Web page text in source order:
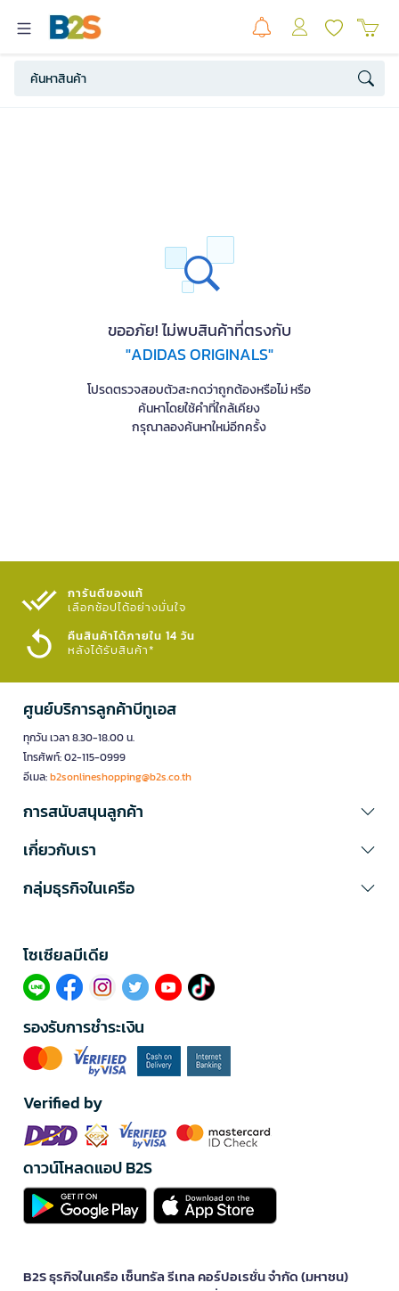
ขออภัย! ไม่พบสินค้าที่ตรงกับ
"ADIDAS ORIGINALS"
โปรดตรวจสอบตัวสะกดว่าถูกต้องหรือไม่ หรือ
ค้นหาโดยใช้คำที่ใกล้เคียง
กรุณาลองค้นหาใหม่อีกครั้ง
การันตีของแท้
เลือกช้อปได้อย่างมั่นใจ​
คืนสินค้าได้ภายใน 14 วัน
หลังได้รับสินค้า*
ศูนย์บริการลูกค้าบีทูเอส
ทุกวัน เวลา 8.30-18.00 น.
โทรศัพท์: 02-115-0999
อีเมล:b2sonlineshopping@b2s.co.th
การสนับสนุนลูกค้า
เกี่ยวกับเรา
กลุ่มธุรกิจในเครือ
โซเซียลมีเดีย​
รองรับการชำระเงิน
Verified by
ดาวน์โหลดแอป B2S
B2S ธุรกิจในเครือ เซ็นทรัล รีเทล คอร์ปอเรชั่น จำกัด (มหาชน)